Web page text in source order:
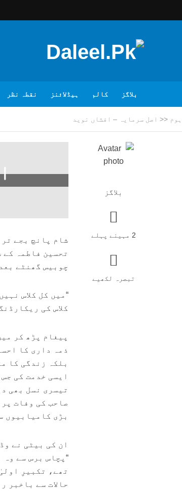
بلاگز کالم ہیڈلائنز نقطہ نظر
ہوم << اصل سرمایہ – افشاں نوید
بلاگز
2 مہینے پہلے
تبصرہ لکھیے
شام پانچ بجے
تحسین فاطمہ کے
چوبیس گھنٹے
“میں کل کلاس
کلاس کی
پیغام پڑھ کر
ذمہ داری کا
بلکہ زندگی کا
ایسی خدمت کی
تیسری نسل بھی
صاحب کی وفات
بڑی کامیابیوں
ان کی بیٹی نے
“پچاس برس سے
تھے، تکبیرِ
حالات سے باخبر